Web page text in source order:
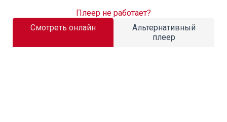
Смотреть онлайн
Альтернативный
плеер
Плеер не работает?